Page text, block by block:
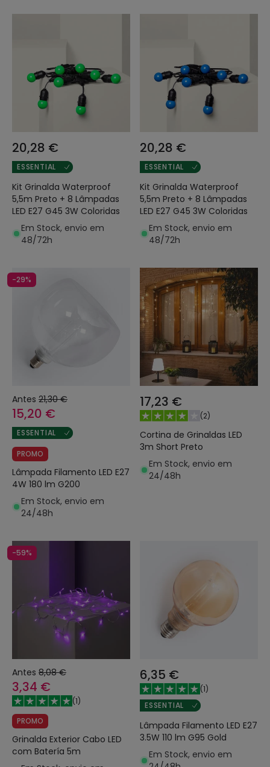
20,28 €
ESSENTIAL
Kit Grinalda Waterproof
5,5m Preto + 8 Lâmpadas
LED E27 G45 3W Coloridas
Em Stock, envio em
48/72h
20,28 €
ESSENTIAL
Kit Grinalda Waterproof
5,5m Preto + 8 Lâmpadas
LED E27 G45 3W Coloridas
Em Stock, envio em
48/72h
-29%
Antes 21,30 €
15,20 €
ESSENTIAL
PROMO
Lâmpada Filamento LED E27
4W 180 lm G200
Em Stock, envio em
24/48h
17,23 €
(2)
Cortina de Grinaldas LED
3m Short Preto
Em Stock, envio em
24/48h
-59%
Antes 8,08 €
3,34 €
(1)
PROMO
Grinalda Exterior Cabo LED
com Batería 5m
6,35 €
(1)
ESSENTIAL
Lâmpada Filamento LED E27
3.5W 110 lm G95 Gold
Em Stock, envio em